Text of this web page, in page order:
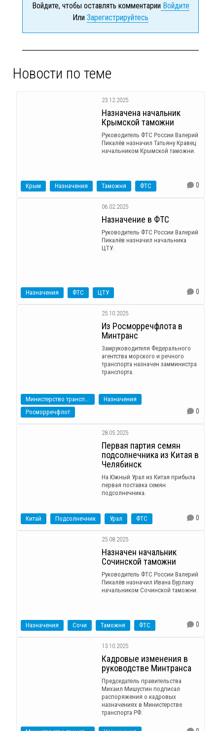
Войдите, чтобы оставлять комментарииВойдите
Или Зарегистрируйтесь
Новости по теме
23.12.2025
Назначена начальник
Крымской таможни
Руководитель ФТС России Валерий
Пикалёв назначил Татьяну Кравец
начальником Крымской таможни.
Крым Назначения Таможня ФТС 0
06.02.2025
Назначение в ФТС
Руководитель ФТС России Валерий
Пикалёв назначил начальника
ЦТУ.
Назначения ФТС ЦТУ 0
25.10.2025
Из Росморречфлота в
Минтранс
Замруководителя Федерального
агентства морского и речного
транспорта назначен замминистра
транспорта.
Назначения
Росморречфлот
0
28.05.2025
Первая партия семян
подсолнечника из Китая в
Челябинск
На Южный Урал из Китая прибыла
первая поставка семян
подсолнечника.
Китай Подсолнечник Урал ФТС 0
25.08.2025
Назначен начальник
Сочинской таможни
Руководитель ФТС России Валерий
Пикалёв назначил Ивана Бурлаку
начальником Сочинской таможни.
Назначения Сочи Таможня ФТС 0
13.10.2025
Кадровые изменения в
руководстве Минтранса
Председатель правительства
Михаил Мишустин подписал
распоряжения о кадровых
назначениях в Министерстве
транспорта РФ.